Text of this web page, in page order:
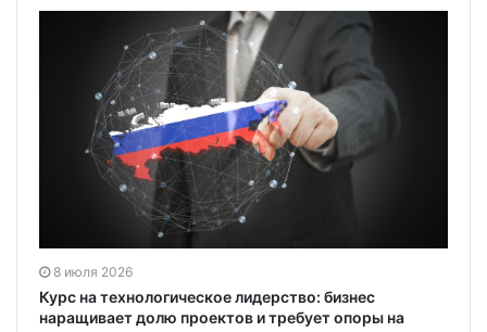
8 июля 2026
Курс на технологическое лидерство: бизнес
наращивает долю проектов и требует опоры на